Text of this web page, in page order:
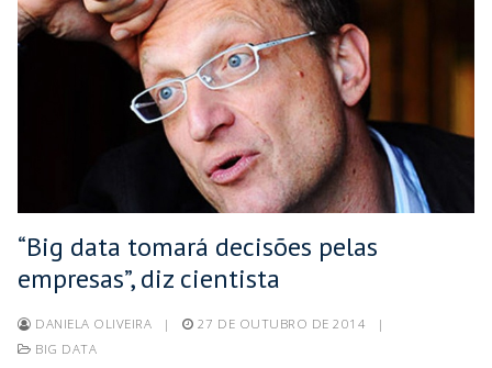
“Big data tomará decisões pelas
empresas”, diz cientista
DANIELA OLIVEIRA | 27 DE OUTUBRO DE 2014
|
BIG DATA